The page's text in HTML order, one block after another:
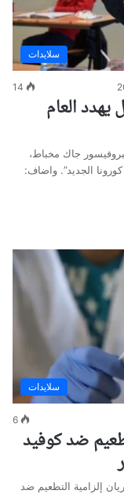
سلايدات
14
العام
جاك مخباط،
الجديد”. واضاف:
سلايدات
6
ضد كوفيد
إلزامية التطعيم ضد